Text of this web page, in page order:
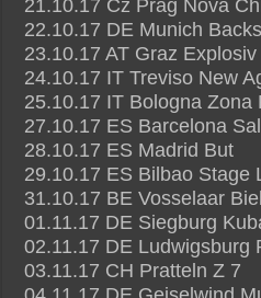
21.10.17 Cz Prag Nova
22.10.17 DE Munich
23.10.17 AT Graz Explosiv
24.10.17 IT Treviso New
25.10.17 IT Bologna Zona
27.10.17 ES Barcelona
28.10.17 ES Madrid But
29.10.17 ES Bilbao Stage
31.10.17 BE Vosselaar
01.11.17 DE Siegburg
02.11.17 DE Ludwigsburg
03.11.17 CH Pratteln Z 7